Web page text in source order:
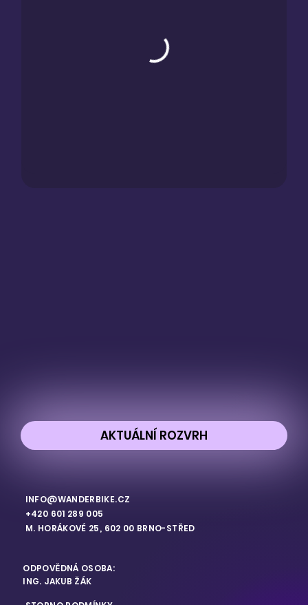
AKTUÁLNÍ ROZVRH
INFO@WANDERBIKE.CZ
+420 601 289 005
M. HORÁKOVÉ 25, 602 00 BRNO-STŘED
ODPOVĚDNÁ OSOBA:
ING. JAKUB ŽÁK